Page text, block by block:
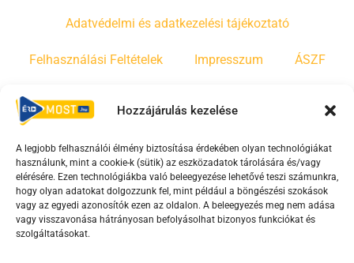
Hozzájárulás kezelése
A legjobb felhasználói élmény biztosítása érdekében olyan technológiákat
használunk, mint a cookie-k (sütik) az eszközadatok tárolására és/vagy
elérésére. Ezen technológiákba való beleegyezése lehetővé teszi számunkra,
hogy olyan adatokat dolgozzunk fel, mint például a böngészési szokások
vagy az egyedi azonosítók ezen az oldalon. A beleegyezés meg nem adása
vagy visszavonása hátrányosan befolyásolhat bizonyos funkciókat és
szolgáltatásokat.
Adatvédelmi és adatkezelési tájékoztató
Felhasználási Feltételek Impresszum ÁSZF
Irányelvek
F
a
c
e
b
Y
o
u
t
u
T
i
k
t